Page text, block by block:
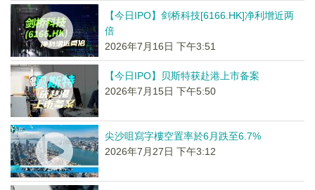
【今日IPO】剑桥科技[6166.HK]净利增近两
倍
2026年7月16日 下午3:51
【今日IPO】贝斯特获赴港上市备案
2026年7月15日 下午5:50
尖沙咀寫字樓空置率於6月跌至6.7%
2026年7月27日 下午3:12